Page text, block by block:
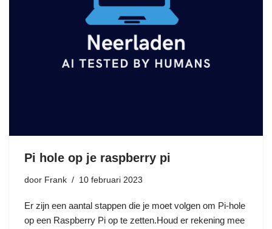
Pi hole op je raspberry pi
door Frank 10 februari 2023
Er zijn een aantal stappen die je moet volgen om Pi-hole
op een Raspberry Pi op te zetten.Houd er rekening mee